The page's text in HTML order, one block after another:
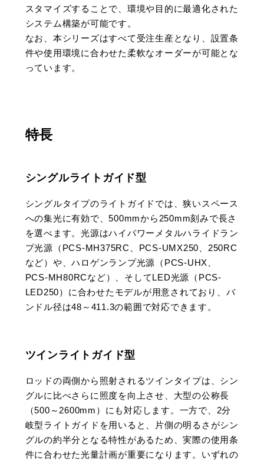
スタマイズすることで、環境や目的に最適化された
システム構築が可能です。
なお、本シリーズはすべて受注生産となり、設置条
件や使用環境に合わせた柔軟なオーダーが可能とな
っています。
特長
シングルライトガイド型
シングルタイプのライトガイドでは、狭いスペース
への集光に有効で、500mmから250mm刻みで長さ
を選べます。光源はハイパワーメタルハライドラン
プ光源（PCS-MH375RC、PCS-UMX250、250RC
など）や、ハロゲンランプ光源（PCS-UHX、
PCS-MH80RCなど）、そしてLED光源（PCS-
LED250）に合わせたモデルが用意されており、バ
ンドル径は48～411.3の範囲で対応できます。
ツインライトガイド型
ロッドの両側から照射されるツインタイプは、シン
グルに比べさらに照度を向上させ、大型の公称長
（500～2600mm）にも対応します。一方で、2分
岐型ライトガイドを用いると、片側の明るさがシン
グルの約半分となる特性があるため、実際の使用条
件に合わせた光量計画が重要になります。いずれの